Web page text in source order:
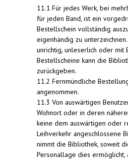
11.1 Für jedes Werk, bei
für jeden Band, ist ein
Bestellschein vollständig
eigenhändig zu
unrichtig, unleserlich oder mit
Bestellscheine kann die
zurückgeben.
11.2 Fernmündliche
angenommen.
11.3 Von auswärtigen
Wohnort oder in deren
keine dem auswärtigen oder
Leihverkehr angeschlossene
nimmt die Bibliothek, soweit
Personallage dies ermöglicht,